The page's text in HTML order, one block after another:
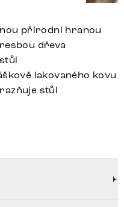
přírodní hranou
dřeva
lakovaného kovu
stůl